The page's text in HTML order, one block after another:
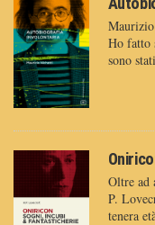
Ho fatto
sono
Oltre ad
P.
tenera